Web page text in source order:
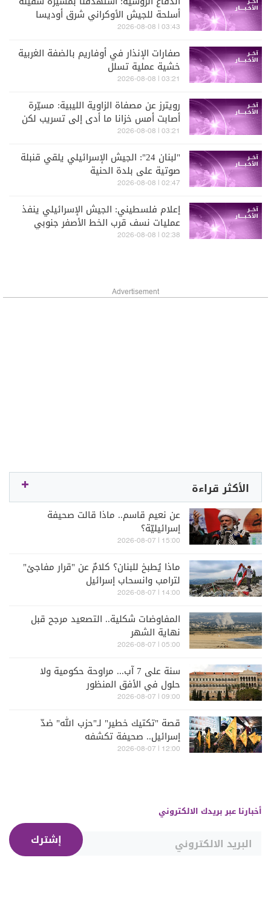
أسلحة للجيش الأوكراني شرق أوديسا
03:43 | 2026-08-08
صفارات الإنذار في أوفاريم بالضفة الغربية
خشية عملية تسلل
03:21 | 2026-08-08
رويترز عن مصفاة الزاوية الليبية: مسيّرة
أصابت أمس خزانا ما أدى إلى تسريب لكن
الوضع تحت السيطرة
03:21 | 2026-08-08
"لبنان 24": الجيش الإسرائيلي يلقي قنبلة
صوتية على بلدة الحنية
02:47 | 2026-08-08
إعلام فلسطيني: الجيش الإسرائيلي ينفذ
عمليات نسف قرب الخط الأصفر جنوبي
خان يونس بقطاع غزة
02:38 | 2026-08-08
Advertisement
الأكثر قراءة
عن نعيم قاسم.. ماذا قالت صحيفة
إسرائيليّة؟
15:00 | 2026-08-07
ماذا يُطبخ للبنان؟ كلامٌ عن "قرار مفاجئ"
لترامب وانسحاب إسرائيل
14:00 | 2026-08-07
المفاوضات شكلية.. التصعيد مرجح قبل
نهاية الشهر
05:00 | 2026-08-07
سنة على 7 آب... مراوحة حكومية ولا
حلول في الأفق المنظور
09:00 | 2026-08-07
قصة "تكتيك خطير" لـ"حزب الله" ضدّ
إسرائيل.. صحيفة تكشفه
12:00 | 2026-08-07
أخبارنا عبر بريدك الالكتروني
إشترك